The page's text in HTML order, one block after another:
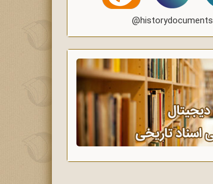
@historydocuments